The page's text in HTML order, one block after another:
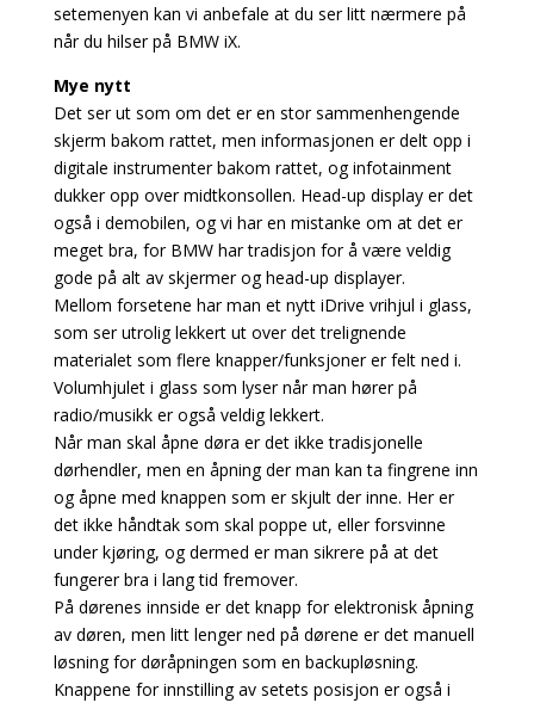
setemenyen kan vi anbefale at du ser litt nærmere på
når du hilser på BMW iX.
Mye nytt
Det ser ut som om det er en stor sammenhengende
skjerm bakom rattet, men informasjonen er delt opp i
digitale instrumenter bakom rattet, og infotainment
dukker opp over midtkonsollen. Head-up display er det
også i demobilen, og vi har en mistanke om at det er
meget bra, for BMW har tradisjon for å være veldig
gode på alt av skjermer og head-up displayer.
Mellom forsetene har man et nytt iDrive vrihjul i glass,
som ser utrolig lekkert ut over det trelignende
materialet som flere knapper/funksjoner er felt ned i.
Volumhjulet i glass som lyser når man hører på
radio/musikk er også veldig lekkert.
Når man skal åpne døra er det ikke tradisjonelle
dørhendler, men en åpning der man kan ta fingrene inn
og åpne med knappen som er skjult der inne. Her er
det ikke håndtak som skal poppe ut, eller forsvinne
under kjøring, og dermed er man sikrere på at det
fungerer bra i lang tid fremover.
På dørenes innside er det knapp for elektronisk åpning
av døren, men litt lenger ned på dørene er det manuell
løsning for døråpningen som en backupløsning.
Knappene for innstilling av setets posisjon er også i